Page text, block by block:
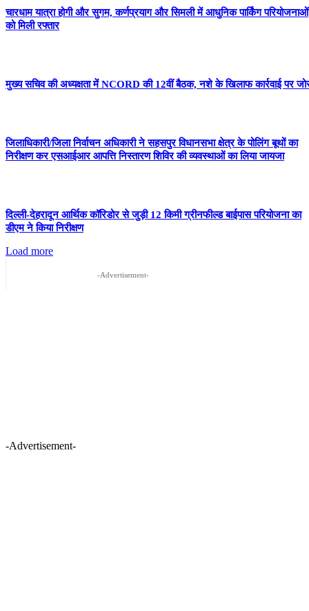
चारधाम यात्रा होगी और सुगम, कर्णप्रयाग और सिमली में आधुनिक पार्किंग परियोजनाओं
को मिली रफ्तार
मुख्य सचिव की अध्यक्षता में NCORD की 12वीं बैठक, नशे के खिलाफ कार्रवाई पर
जिलाधिकारी/जिला निर्वाचन अधिकारी ने सहसपुर विधानसभा क्षेत्र के पोलिंग बूथों का
निरीक्षण कर एसआईआर आपत्ति निस्तारण शिविर की व्यवस्थाओं का लिया जायजा
दिल्ली-देहरादून आर्थिक कॉरिडोर से जुड़ी 12 किमी ग्रीनफील्ड बाईपास परियोजना का
डीएम ने किया निरीक्षण
Load more
-Advertisement-
-Advertisement-